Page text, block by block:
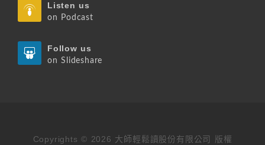
Listen us
on Podcast
Follow us
on Slideshare
Copyrights © 2026 大師輕鬆讀股份有限公司 版權